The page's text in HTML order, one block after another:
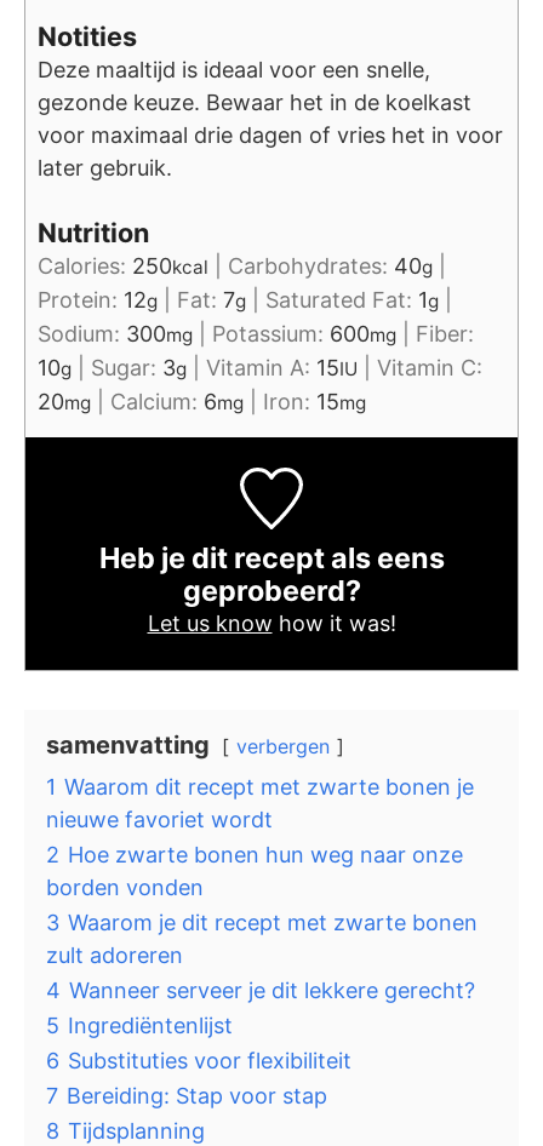
Notities
Deze maaltijd is ideaal voor een snelle,
gezonde keuze. Bewaar het in de koelkast
voor maximaal drie dagen of vries het in voor
later gebruik.
Nutrition
Calories: 250kcal Carbohydrates: 40g
Protein: 12g Fat: 7g Saturated Fat: 1g
Sodium: 300mg Potassium: 600mg
Fiber:
10g Sugar: 3g Vitamin A: 15IU
Vitamin C:
20mg Calcium: 6mg Iron: 15mg
Heb je dit recept als eens
geprobeerd?
Let us know how it was!
samenvatting verbergen
1 Waarom dit recept met zwarte bonen je
nieuwe favoriet wordt
2 Hoe zwarte bonen hun weg naar onze
borden vonden
3 Waarom je dit recept met zwarte bonen
zult adoreren
4 Wanneer serveer je dit lekkere gerecht?
5 Ingrediëntenlijst
6 Substituties voor flexibiliteit
7 Bereiding: Stap voor stap
8 Tijdsplanning